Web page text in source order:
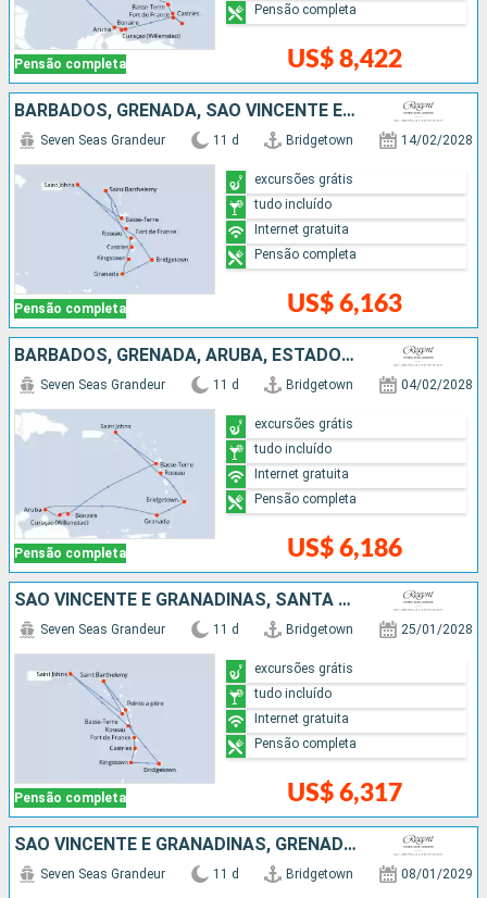
Pensão completa US$ 8,422
Pensão completa
BARBADOS, GRENADA, SÃO VINCENTE E GRANADINAS, SANTA LUCIA, FRANCIA, ESTADOS UNIDOS, REPUBLICA DOMINICANA
Pensão completa
Seven Seas Grandeur 11 d Bridgetown 14/02/2028
US$ 6,163
excursões grátis
tudo incluído
Internet gratuita
Pensão completa
BARBADOS, GRENADA, ARUBA, ESTADOS UNIDOS, REPUBLICA DOMINICANA
Pensão completa
Seven Seas Grandeur 11 d Bridgetown 04/02/2028
US$ 6,186
excursões grátis
tudo incluído
Internet gratuita
Pensão completa
SÃO VINCENTE E GRANADINAS, SANTA LUCIA, FRANCIA, ESTADOS UNIDOS, REPUBLICA DOMINICANA, BARBADOS
Pensão completa
Seven Seas Grandeur 11 d Bridgetown 25/01/2028
US$ 6,317
excursões grátis
tudo incluído
Internet gratuita
Pensão completa
SÃO VINCENTE E GRANADINAS, GRENADA, SANTA LUCIA, FRANCIA, ESTADOS UNIDOS, REPUBLICA DOMINICANA, BARBADOS
Seven Seas Grandeur 11 d Bridgetown 08/01/2029